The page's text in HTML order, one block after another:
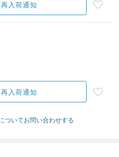
再入荷通知
再入荷通知
ついてお問い合わせする